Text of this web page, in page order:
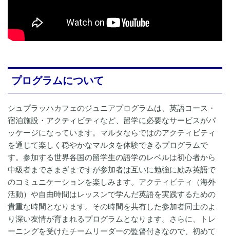
プログラムについて
シュプラッハカフェのジュニアプログラムは、英語コース・
宿泊施設・アクティビティなど、留学に必要なサービスがパ
ッケージになっています。マルタならではのアクティビティ
を通じて楽しく穏やかなマルタを体験できるプログラムで
す。参加する世界各国の留学生の語学のレベルは初心者から
中級者までさまざまですが参加者は互いに勉強に励み英語で
のコミュニケーションを楽しみます。アクティビティ（海外
活動）や自由時間はレッスンで学んだ英語を実践するための
貴重な時間となります。その時間を共有した参加者同士のよ
り深い友情が育まれるプログラムとなります。さらに、トレ
ーニングを受けたチームリーダーの監督付きなので、初めて